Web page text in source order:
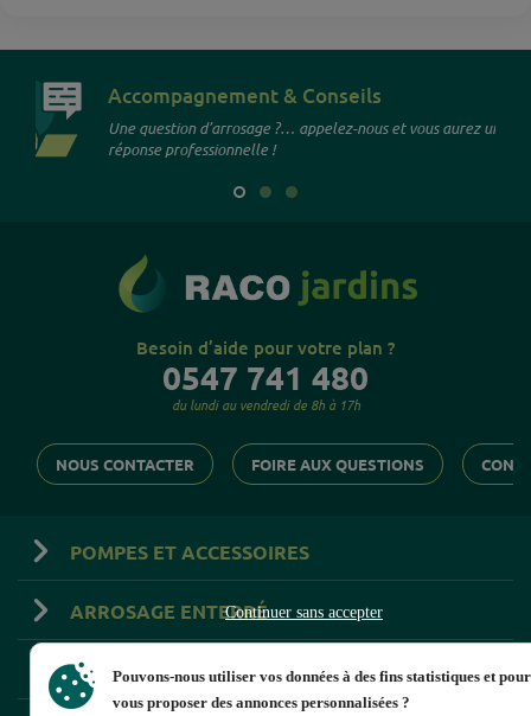
Accompagnement & Conseils
Une question d’arrosage ?… appelez-nous et vous aurez une
réponse professionnelle !
Besoin d’aide pour votre plan ?
0547 741 480
du lundi au vendredi de 8h à 17h
NOUS CONTACTER FOIRE AUX QUESTIONS
POMPES ET ACCESSOIRES
ARROSAGE ENTERRÉ
MICRO-IRRIGATION
Continuer sans accepter
Pouvons-nous utiliser vos données à des fins statistiques et pour
vous proposer des annonces personnalisées ?